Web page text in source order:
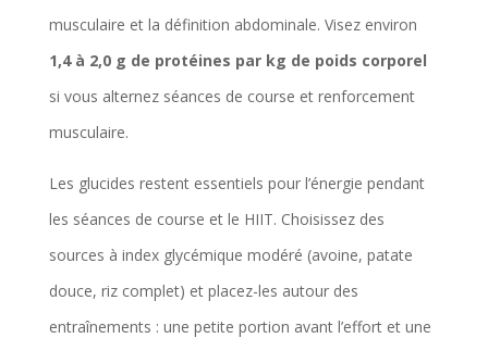
musculaire et la définition abdominale. Visez environ
1,4 à 2,0 g de protéines par kg de poids corporel
si vous alternez séances de course et renforcement
musculaire.
Les glucides restent essentiels pour l’énergie pendant
les séances de course et le HIIT. Choisissez des
sources à index glycémique modéré (avoine, patate
douce, riz complet) et placez-les autour des
entraînements : une petite portion avant l’effort et une